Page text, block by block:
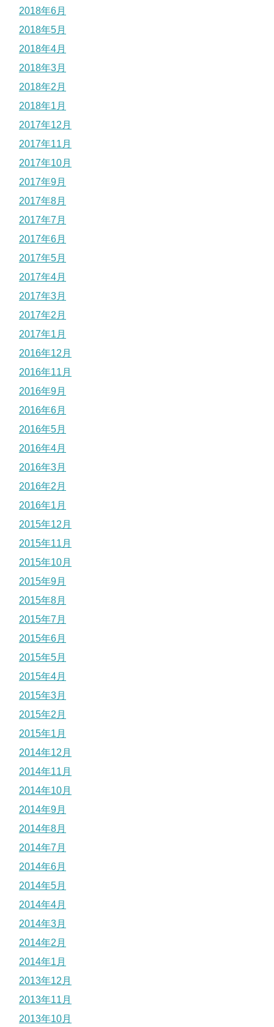
2018年6月
2018年5月
2018年4月
2018年3月
2018年2月
2018年1月
2017年12月
2017年11月
2017年10月
2017年9月
2017年8月
2017年7月
2017年6月
2017年5月
2017年4月
2017年3月
2017年2月
2017年1月
2016年12月
2016年11月
2016年9月
2016年6月
2016年5月
2016年4月
2016年3月
2016年2月
2016年1月
2015年12月
2015年11月
2015年10月
2015年9月
2015年8月
2015年7月
2015年6月
2015年5月
2015年4月
2015年3月
2015年2月
2015年1月
2014年12月
2014年11月
2014年10月
2014年9月
2014年8月
2014年7月
2014年6月
2014年5月
2014年4月
2014年3月
2014年2月
2014年1月
2013年12月
2013年11月
2013年10月